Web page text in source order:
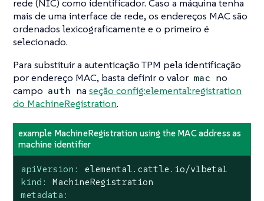
rede (NIC) como identificador. Caso a máquina tenha
mais de uma interface de rede, os endereços MAC são
ordenados lexicograficamente e o primeiro é
selecionado.
Para substituir a autenticação TPM pela identificação
por endereço MAC, basta definir o valor mac no
campo auth naseção config:elemental:registration
do MachineRegistration.
example MachineRegistration using the MAC address as
machine identifier
apiVersion:
elemental.cattle.io/v1beta1
kind:
MachineRegistration
metadata: